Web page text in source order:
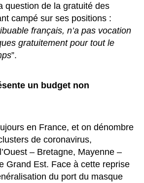
question de la gratuité des
campé sur ses positions :
français, n’a pas vocation
gratuitement pour tout le
”.
un budget non
en France, et on dénombre
de coronavirus,
– Bretagne, Mayenne –
Grand Est. Face à cette reprise
du port du masque